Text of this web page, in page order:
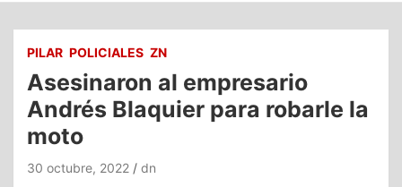
PILAR POLICIALES ZN
Asesinaron al empresario
Andrés Blaquier para robarle la
moto
30 octubre, 2022 dn